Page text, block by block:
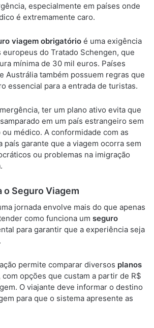
especialmente em países onde
é extremamente caro.
viagem obrigatório é uma exigência
europeus do Tratado Schengen, que
mínima de 30 mil euros. Países
Austrália também possuem regras que
essencial para a entrada de turistas.
ter um plano ativo evita que
em um país estrangeiro sem
médico. A conformidade com as
país garante que a viagem ocorra sem
ou problemas na imigração
o Seguro Viagem
jornada envolve mais do que apenas
como funciona um seguro
para garantir que a experiência seja
permite comparar diversos planos
opções que custam a partir de R$
O viajante deve informar o destino
para que o sistema apresente as